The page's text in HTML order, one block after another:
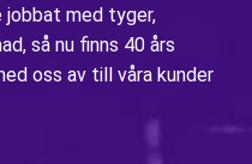
jobbat med tyger,
så nu finns 40 års
oss av till våra kunder